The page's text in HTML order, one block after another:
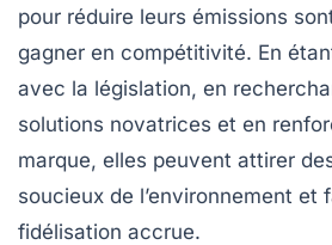
pour réduire leurs émissions
gagner en compétitivité. En
avec la législation, en
solutions novatrices et en
marque, elles peuvent attirer
soucieux de l’environnement et
fidélisation accrue.